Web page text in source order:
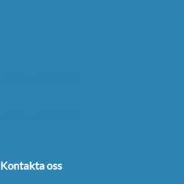
Kontakta oss